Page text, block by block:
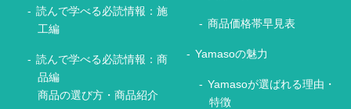
読んで学べる必読情報：施
工編
読んで学べる必読情報：商
品編
商品の選び方・商品紹介
商品価格帯早見表
Yamasoの魅力
Yamasoが選ばれる理由・
特徴